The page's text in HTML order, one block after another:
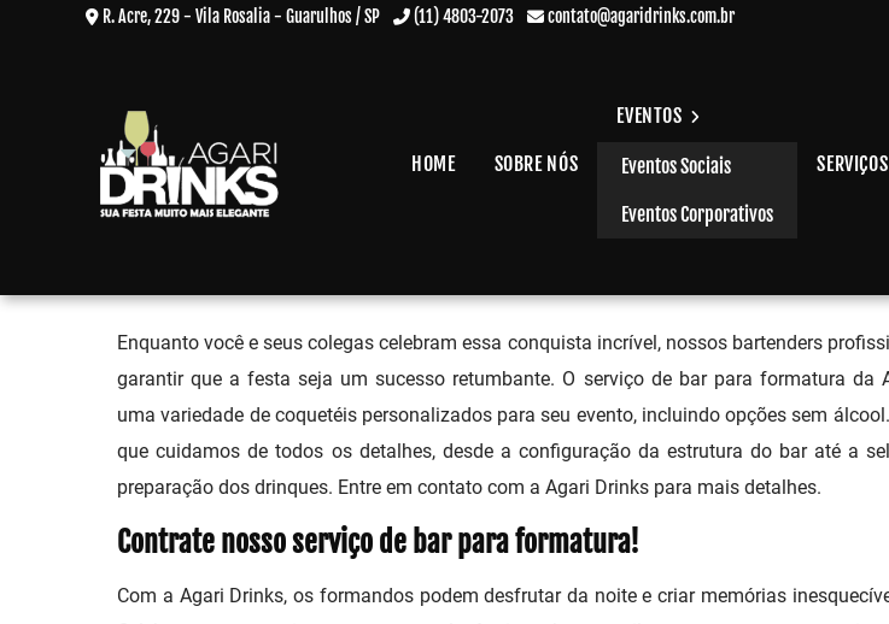
R. Acre, 229 - Vila Rosalia - Guarulhos / SP (11) 4803-2073 contato@agaridrinks.com.br
HOME SOBRE NÓS
EVENTOS
Eventos Sociais
Eventos Corporativos
SERVIÇOS
Serviço de Bar para Formatura
Enquanto você e seus colegas celebram essa conquista incrível, nossos bartenders
garantir que a festa seja um sucesso retumbante. O serviço de bar para formatura da
uma variedade de coquetéis personalizados para seu evento, incluindo opções sem
que cuidamos de todos os detalhes, desde a configuração da estrutura do bar até a
preparação dos drinques. Entre em contato com a Agari Drinks para mais detalhes.
Contrate nosso serviço de bar para formatura!
Com a Agari Drinks, os formandos podem desfrutar da noite e criar memórias